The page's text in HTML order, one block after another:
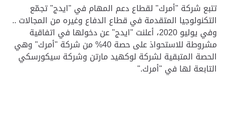
تتبع شركة "أمرك" لقطاع دعم المهام في "ايدج" تجمّع
التكنولوجيا المتقدمة في قطاع الدفاع وغيره من المجالات ..
وفي يوليو 2020، أعلنت "ايدج" عن دخولها في اتفاقية
مشروطة للاستحواذ على حصة 40% من شركة "أمرك" وهي
الحصة المتبقية لشركة لوكهيد مارتن وشركة سيكورسكي
التابعة لها في "أمرك".